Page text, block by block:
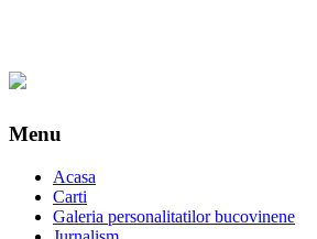
Menu
Acasa
Carti
Galeria personalitatilor bucovinene